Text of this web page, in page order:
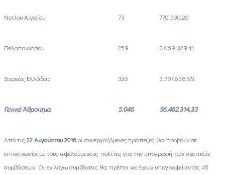
Νοτίου Αιγαίου 73 770.530,26
Πελοποννήσου 259 3.069.329,11
Στερεάς Ελλάδας 326 3.797.638,95
Γενικό Άθροισμα 5.046 56.462.314,33
Από τις22 Αυγούστου 2016οι συνεργαζόμενες τράπεζες θα προβούν σε
επικοινωνία με τους ωφελούμενους πολίτες για την υπογραφή των σχετικών
συμβάσεων. Οι εν λόγω συμβάσεις θα πρέπει να έχουν υπογραφεί εντός 45